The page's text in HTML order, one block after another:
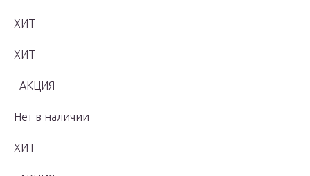
ХИТ
ХИТ
АКЦИЯ
Нет в наличии
ХИТ